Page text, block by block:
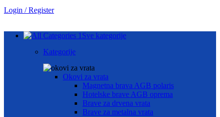
Login / Register
Sve kategorije
Kategorije
Okovi za vrata
Magnetna brava AGB polaris
Hotelske brave AGB oprema
Brave za drvena vrata
Brave za metalna vrata